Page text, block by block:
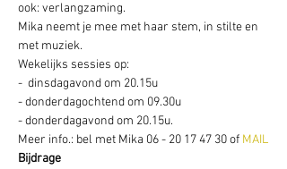
ook: verlangzaming.
Mika neemt je mee met haar stem, in stilte en
met muziek.
Wekelijks sessies op:
-  dinsdagavond om 20.15u
- donderdagochtend om 09.30u
- donderdagavond om 20.15u.
Meer info.: bel met Mika 06 - 20 17 47 30 of MAIL
Bijdrage